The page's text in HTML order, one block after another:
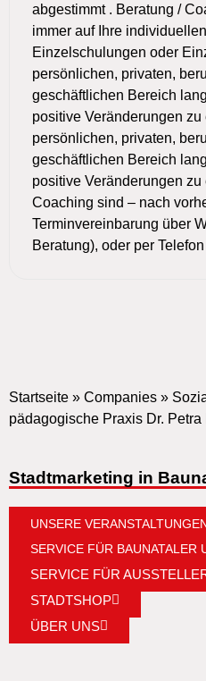
abgestimmt . Beratung /
immer auf Ihre
Einzelschulungen oder
persönlichen, privaten,
geschäftlichen Bereich
positive Veränderungen
persönlichen, privaten,
geschäftlichen Bereich
positive Veränderungen
Coaching sind – nach
Terminvereinbarung über
Beratung), oder per
Startseite » Companies »
pädagogische Praxis Dr. Petra
Stadtmarketing in
UNSERE
SERVICE FÜR BAUNATALER
SERVICE FÜR
STADTSHOP
ÜBER UNS